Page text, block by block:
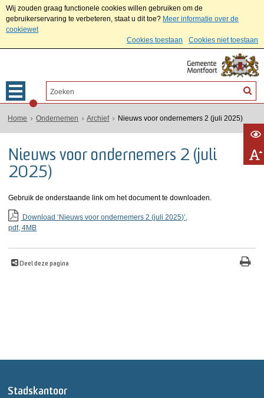
Wij zouden graag functionele cookies willen gebruiken om de
gebruikerservaring te verbeteren, staat u dit toe? Meer informatie over de
cookiewet
Cookies toestaan
Cookies niet toestaan
Home Ondernemen Archief Nieuws voor ondernemers 2 (juli 2025)
Nieuws voor ondernemers 2 (juli
2025)
Gebruik de onderstaande link om het document te downloaden.
Download ‘Nieuws voor ondernemers 2 (juli 2025)’,
pdf, 4MB
Deel deze pagina
Stadskantoor